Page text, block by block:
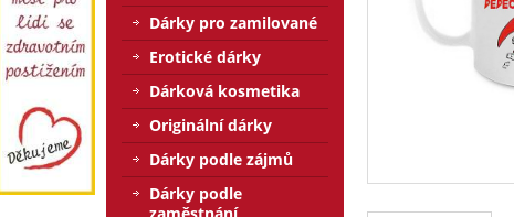
Dárky pro zamilované
Erotické dárky
Dárková kosmetika
Originální dárky
Dárky podle zájmů
Dárky podle